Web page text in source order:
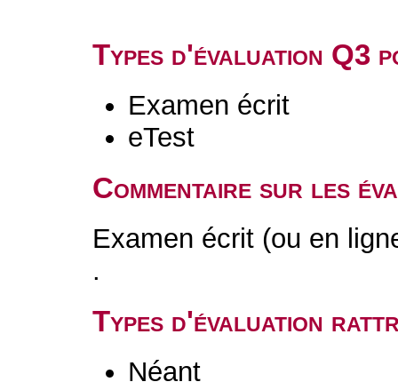
Types d'évaluation Q3
Examen écrit
eTest
Commentaire sur les
Examen écrit (ou en
.
Types d'évaluation
Néant